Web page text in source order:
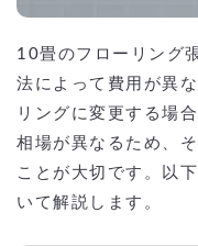
10畳のフローリング
法によって費用が異
リングに変更する場
相場が異なるため、
ことが大切です。以
いて解説します。